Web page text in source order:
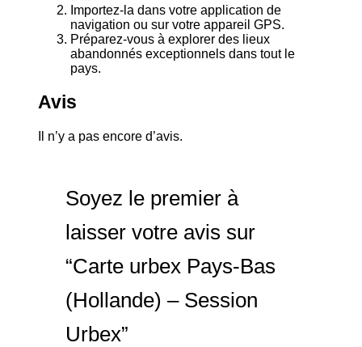
Importez-la dans votre application de
navigation ou sur votre appareil GPS.
Préparez-vous à explorer des lieux
abandonnés exceptionnels dans tout le
pays.
Avis
Il n’y a pas encore d’avis.
Soyez le premier à
laisser votre avis sur
“Carte urbex Pays-Bas
(Hollande) – Session
Urbex”